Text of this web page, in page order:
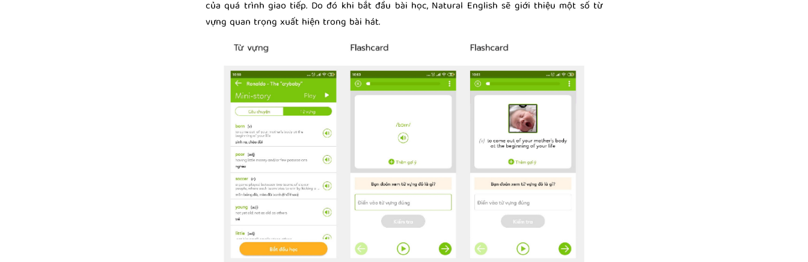
của quá trình giao tiếp. Do đó khi bắt đầu bài học, Natural English sẽ giới thiệu một số từ
vựng quan trọng xuất hiện trong bài hát.